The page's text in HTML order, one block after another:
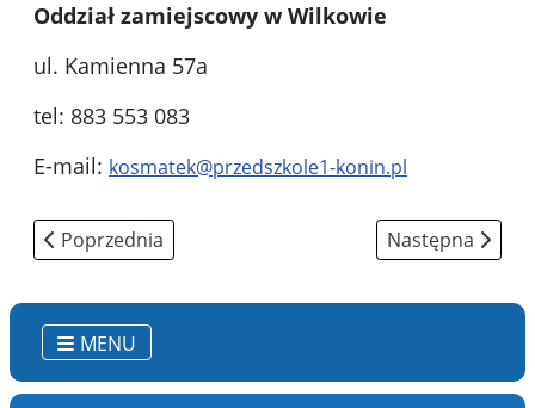
MENU
Oddział zamiejscowy w Wilkowie
ul. Kamienna 57a
tel: 883 553 083
E-mail: kosmatek@przedszkole1-konin.pl
Poprzednia strona: Ochrona danych osobowych
Poprzednia Następna
Następna